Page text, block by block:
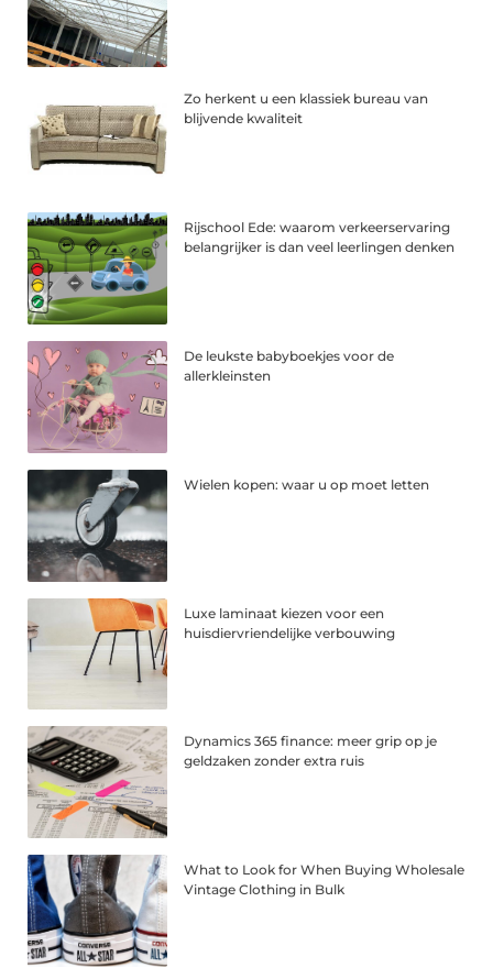
Zo herkent u een klassiek bureau van
blijvende kwaliteit
Rijschool Ede: waarom verkeerservaring
belangrijker is dan veel leerlingen denken
De leukste babyboekjes voor de
allerkleinsten
Wielen kopen: waar u op moet letten
Luxe laminaat kiezen voor een
huisdiervriendelijke verbouwing
Dynamics 365 finance: meer grip op je
geldzaken zonder extra ruis
What to Look for When Buying Wholesale
Vintage Clothing in Bulk